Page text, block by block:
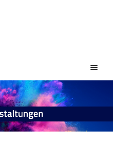
Veranstaltungssuche
Mein Konto